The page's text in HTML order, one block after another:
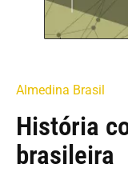
Almedina Brasil
História
brasileira